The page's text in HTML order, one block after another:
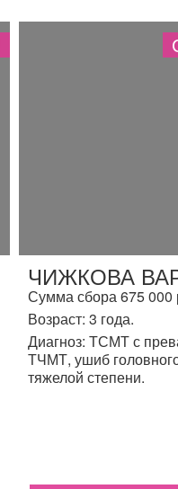
ЧИЖКОВА
Сумма сбора 675 000
Возраст: 3 года.
Диагноз: ТСМТ с
ТЧМТ, ушиб
тяжелой степени.